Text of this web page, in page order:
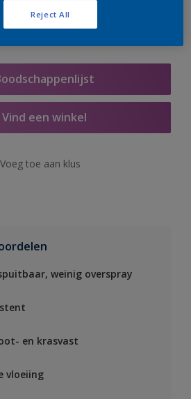
Vind een winkel
Voeg toe aan klus
weinig overspray
en krasvast
vloeiing
Reject All